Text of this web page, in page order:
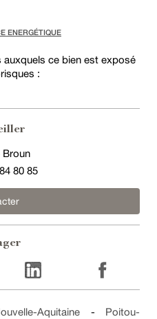
ENERGÉTIQUE
ce bien est exposé
:
Broun
80 85
Aquitaine - Poitou-